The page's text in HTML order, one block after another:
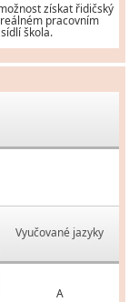
získat řidičský
pracovním
škola.
Vyučované jazyky
A